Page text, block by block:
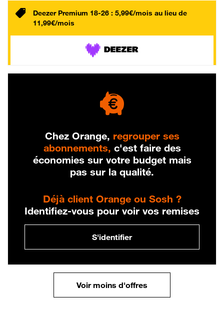
Deezer Premium 18-26 : 5,99€/mois au lieu de
11,99€/mois
Chez Orange, regrouper ses
abonnements, c'est faire des
économies sur votre budget mais
pas sur la qualité.
Déjà client Orange ou Sosh ?
Identifiez-vous pour voir vos remises
S'identifier
Voir moins d'offres